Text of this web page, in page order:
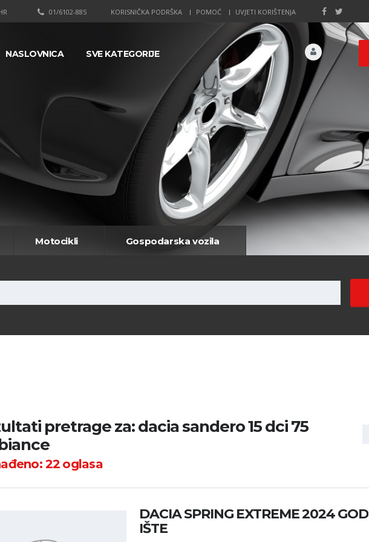
KORISNIČKA PODRŠKA POMOĆ UVJETI KORIŠTENJA
01/6102-885
NASLOVNICA SVE KATEGORIJE
Motocikli Gospodarska vozila
pretrage za: dacia sandero 15 dci 75
22oglasa
DACIA SPRING EXTREME 2024 GOD
IŠTE